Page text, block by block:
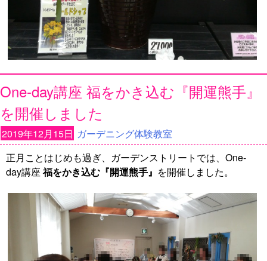
One-day講座 福をかき込む『開運熊手』
を開催しました
2019年12月15日 ガーデニング体験教室
正月ことはじめも過ぎ、ガーデンストリートでは、One-
day講座福をかき込む『開運熊手』 を開催しました。